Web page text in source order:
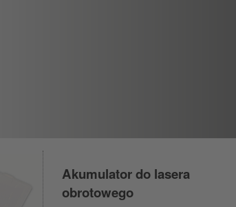
Akumulator do lasera
obrotowego